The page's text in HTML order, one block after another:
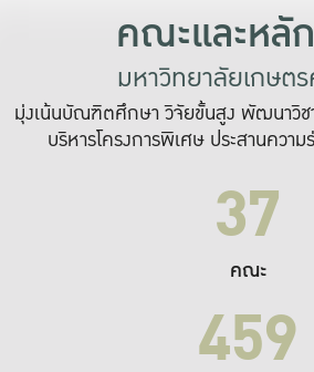
คณะและหลั
มหาวิทยาลัยเกษต
มุ่งเน้นบัณฑิตศึกษา วิจัยขั้นสูง พัฒนาวิช
บริหารโครงการพิเศษ ประสานควา
37
คณะ
459